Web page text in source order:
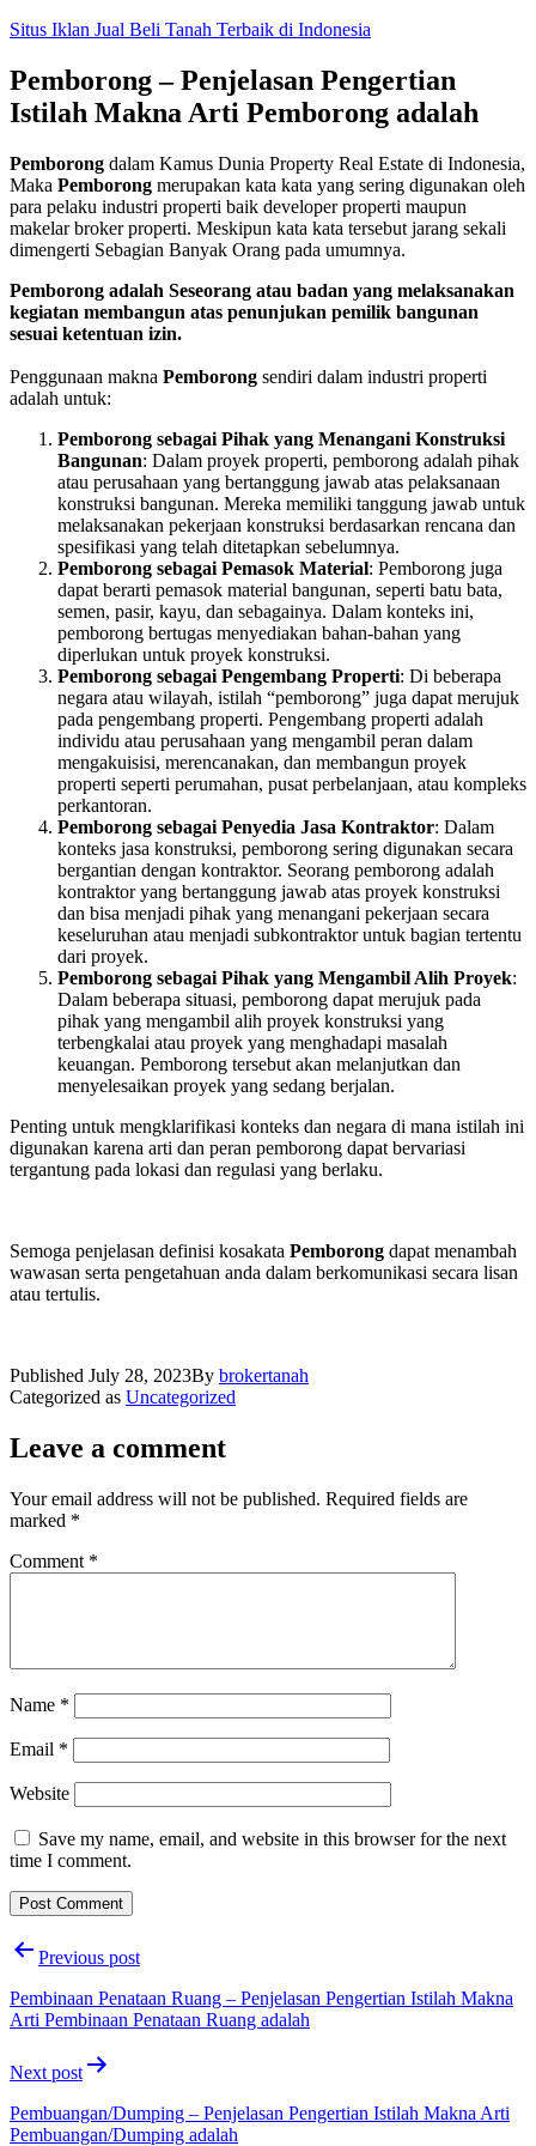
Skip
content
Situs Iklan Jual Beli Tanah Terbaik di Indonesia
Pemborong – Penjelasan Pengertian
Istilah Makna Arti Pemborong adalah
Pemborong dalam Kamus Dunia Property Real Estate di Indonesia,
Maka Pemborong merupakan kata kata yang sering digunakan oleh
para pelaku industri properti baik developer properti maupun
makelar broker properti. Meskipun kata kata tersebut jarang sekali
dimengerti Sebagian Banyak Orang pada umumnya.
Pemborong adalah Seseorang atau badan yang melaksanakan
kegiatan membangun atas penunjukan pemilik bangunan
sesuai ketentuan izin.
Penggunaan makna Pemborong sendiri dalam industri properti
adalah untuk:
Pemborong sebagai Pihak yang Menangani Konstruksi
Bangunan: Dalam proyek properti, pemborong adalah pihak
atau perusahaan yang bertanggung jawab atas pelaksanaan
konstruksi bangunan. Mereka memiliki tanggung jawab untuk
melaksanakan pekerjaan konstruksi berdasarkan rencana dan
spesifikasi yang telah ditetapkan sebelumnya.
Pemborong sebagai Pemasok Material: Pemborong juga
dapat berarti pemasok material bangunan, seperti batu bata,
semen, pasir, kayu, dan sebagainya. Dalam konteks ini,
pemborong bertugas menyediakan bahan-bahan yang
diperlukan untuk proyek konstruksi.
Pemborong sebagai Pengembang Properti: Di beberapa
negara atau wilayah, istilah “pemborong” juga dapat merujuk
pada pengembang properti. Pengembang properti adalah
individu atau perusahaan yang mengambil peran dalam
mengakuisisi, merencanakan, dan membangun proyek
properti seperti perumahan, pusat perbelanjaan, atau kompleks
perkantoran.
Pemborong sebagai Penyedia Jasa Kontraktor: Dalam
konteks jasa konstruksi, pemborong sering digunakan secara
bergantian dengan kontraktor. Seorang pemborong adalah
kontraktor yang bertanggung jawab atas proyek konstruksi
dan bisa menjadi pihak yang menangani pekerjaan secara
keseluruhan atau menjadi subkontraktor untuk bagian tertentu
dari proyek.
Pemborong sebagai Pihak yang Mengambil Alih Proyek:
Dalam beberapa situasi, pemborong dapat merujuk pada
pihak yang mengambil alih proyek konstruksi yang
terbengkalai atau proyek yang menghadapi masalah
keuangan. Pemborong tersebut akan melanjutkan dan
menyelesaikan proyek yang sedang berjalan.
Penting untuk mengklarifikasi konteks dan negara di mana istilah ini
digunakan karena arti dan peran pemborong dapat bervariasi
tergantung pada lokasi dan regulasi yang berlaku.
Semoga penjelasan definisi kosakata Pemborong dapat menambah
wawasan serta pengetahuan anda dalam berkomunikasi secara lisan
atau tertulis.
Published July 28, 2023By brokertanah
Categorized as Uncategorized
Leave a comment
Your email address will not be published. Required fields are
marked *
Comment *
Name *
Email *
Website
Save my name, email, and website in this browser for the next
time I comment.
PostPrevious post
Pembinaan Penataan Ruang – Penjelasan Pengertian Istilah Makna
Arti Pembinaan Penataan Ruang adalah
Next post
Pembuangan/Dumping – Penjelasan Pengertian Istilah Makna Arti
Pembuangan/Dumping adalah